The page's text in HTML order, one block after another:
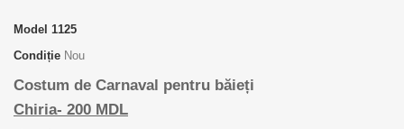
Model 1125
Condiție Nou
Costum de Carnaval pentru băieți
Chiria- 200 MDL